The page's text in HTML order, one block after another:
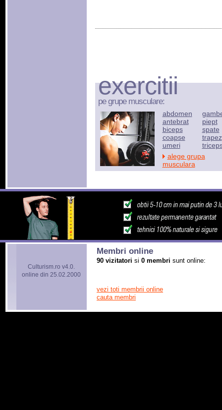
exercitii
pe grupe musculare:
abdomen
antebrat
biceps
coapse
umeri
piept
spate
trapez
alege grupa
musculara
Culturism.ro v4.0.
online din 25.02.2000
Membri online
90 vizitatori si 0 membri sunt online:
vezi toti membrii online
cauta membri